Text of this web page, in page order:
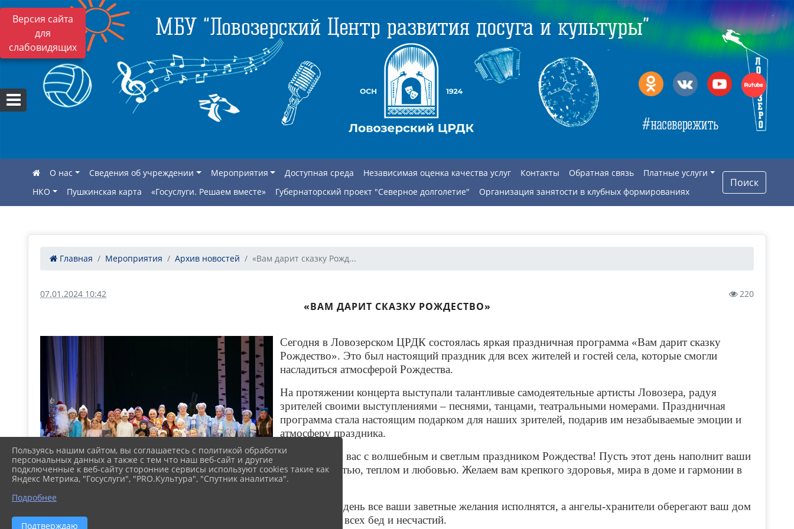
Версия сайта
для
слабовидящих
О нас Сведения об учреждении Мероприятия Доступная среда Независимая оценка качества услуг Контакты Обратная связь
Платные услуги
НКО
Пушкинская карта «Госуслуги. Решаем вместе» Губернаторский проект "Северное долголетие" Организация занятости в клубных формированиях
Поиск
Главная Мероприятия Архив новостей «Вам дарит сказку Рожд...
07.01.2024 10:42 220
«ВАМ ДАРИТ СКАЗКУ РОЖДЕСТВО»
Сегодня в Ловозерском ЦРДК состоялась яркая праздничная программа «Вам дарит сказку
Рождество». Это был настоящий праздник для всех жителей и гостей села, которые смогли
насладиться атмосферой Рождества.
На протяжении концерта выступали талантливые самодеятельные артисты Ловозера, радуя
зрителей своими выступлениями – песнями, танцами, театральными номерами. Праздничная
программа стала настоящим подарком для наших зрителей, подарив им незабываемые эмоции и
атмосферу праздника.
Поздравляем вас с волшебным и светлым праздником Рождества! Пусть этот день наполнит ваши
сердца радостью, теплом и любовью. Желаем вам крепкого здоровья, мира в доме и гармонии в
душе.
Пусть в этот день все ваши заветные желания исполнятся, а ангелы-хранители оберегают ваш дом
и близких от всех бед и несчастий.
Пользуясь нашим сайтом, вы соглашаетесь с политикой обработки
персональных данных а также с тем что наш веб-сайт и другие
подключенные к веб-сайту сторонние сервисы используют cookies такие как
Яндекс Метрика, "Госуслуги", "PRO.Культура", "Спутник аналитика".
Подробнее
Подтверждаю